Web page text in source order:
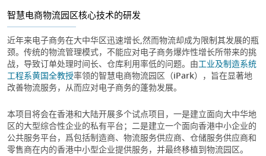
智慧电商物流园区核心技术的研发
近年来电子商务在大中华区迅速增长,然而物流却成为限制其发展的瓶
颈。传统的物流管理模式，不能应对电子商务爆炸性增长所带来的挑
战，导致订单处理时间长、仓库利用率低的问题。由工业及制造系统
工程系黄国全教授率领的智慧电商物流园区（iPark），旨在显著地
改善物流服务，从而应对电子商务的蓬勃发展。
本项目将会在香港和大陆开展多个试点项目，一是建立面向大中华地
区的大型综合性企业的私有平台；二是建立一个面向香港中小企业的
公共服务平台，爲包括制造商、物流服务供应商、仓储服务供应商和
零售商在内的香港中小型企业提供服务，并最终移植到物流园区。